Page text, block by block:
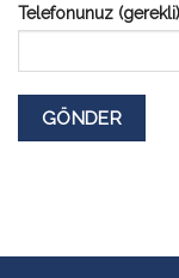
Telefonunuz (gerekli)